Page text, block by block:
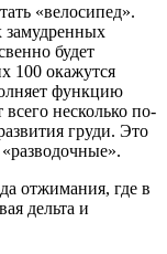
«велосипед».
замудренных
будет
100 окажутся
функцию
несколько по-
груди. Это
отжимания, где в
дельта и